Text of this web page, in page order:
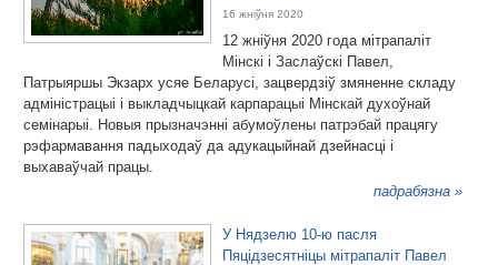
16 жніўня 2020
12 жніўня 2020 года мітрапаліт
Мінскі і Заслаўскі Павел,
Патрыяршы Экзарх усяе Беларусі, зацвердзіў змяненне складу
адміністрацыі і выкладчыцкай карпарацыі Мінскай духоўнай
семінарыі. Новыя прызначэнні абумоўлены патрэбай працягу
рэфармавання падыходаў да адукацыйнай дзейнасці і
выхаваўчай працы.
падрабязна »
У Нядзелю 10-ю пасля
Пяцідзесятніцы мітрапаліт Павел